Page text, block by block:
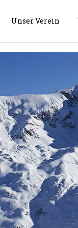
Unser Verein